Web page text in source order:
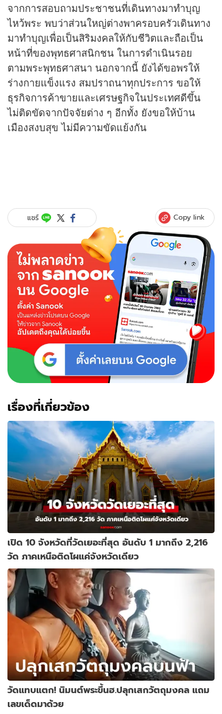
จากการสอบถามประชาชนที่เดินทางมาทำบุญ
ไหว้พระ พบว่าส่วนใหญ่ต่างพาครอบครัวเดินทาง
มาทำบุญเพื่อเป็นสิริมงคลให้กับชีวิตและถือเป็น
หน้าที่ของพุทธศาสนิกชน ในการดำเนินรอย
ตามพระพุทธศาสนา นอกจากนี้ ยังได้ขอพรให้
ร่างกายแข็งแรง สมปราถนาทุกประการ ขอให้
ธุรกิจการค้าขายและเศรษฐกิจในประเทศดีขึ้น
ไม่ติดขัดจากปัจจัยต่าง ๆ อีกทั้ง ยังขอให้บ้าน
เมืองสงบสุข ไม่มีความขัดแย้งกัน
แชร์ Copy link
เรื่องที่เกี่ยวข้อง
เปิด 10 จังหวัดที่วัดเยอะที่สุด อันดับ 1 มากถึง 2,216
วัด ภาคเหนือติดโผแค่จังหวัดเดียว
วัดแทบแตก! นิมนต์พระขึ้นฮ.ปลุกเสกวัตถุมงคล แถม
เลขเด็ดมาด้วย